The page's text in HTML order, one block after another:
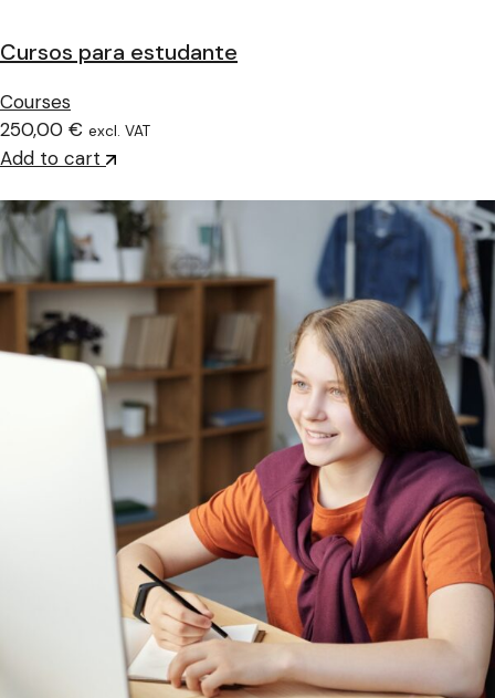
Cursos para estudante
Courses
250,00 € excl. VAT
Add to cart